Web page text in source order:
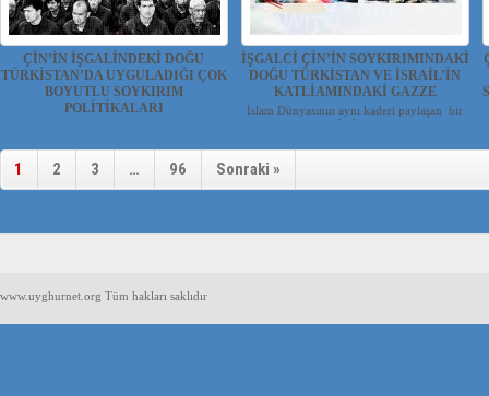
ÇİN’İN İŞGALİNDEKİ DOĞU
TÜRKİSTAN’DA UYGULADIĞI ÇOK
BOYUTLU SOYKIRIM
POLİTİKALARI
İŞGALCİ ÇİN’İN SOYKIRIMINDAKİ
DOĞU TÜRKİSTAN VE İSRAİL’İN
KATLİAMINDAKİ GAZZE
İslam Dünyasının aynı kaderi paylaşan bir
birle...
1 2 3 … 96 Sonraki »
www.uyghurnet.org Tüm hakları saklıdır